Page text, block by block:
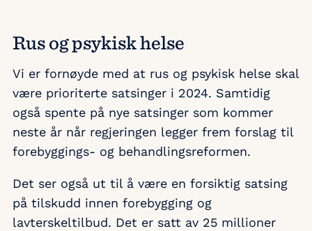
Rus og psykisk helse
Vi er fornøyde med at rus og psykisk helse skal
være prioriterte satsinger i 2024. Samtidig
også spente på nye satsinger som kommer
neste år når regjeringen legger frem forslag til
forebyggings- og behandlingsreformen.
Det ser også ut til å være en forsiktig satsing
på tilskudd innen forebygging og
lavterskeltilbud. Det er satt av 25 millioner